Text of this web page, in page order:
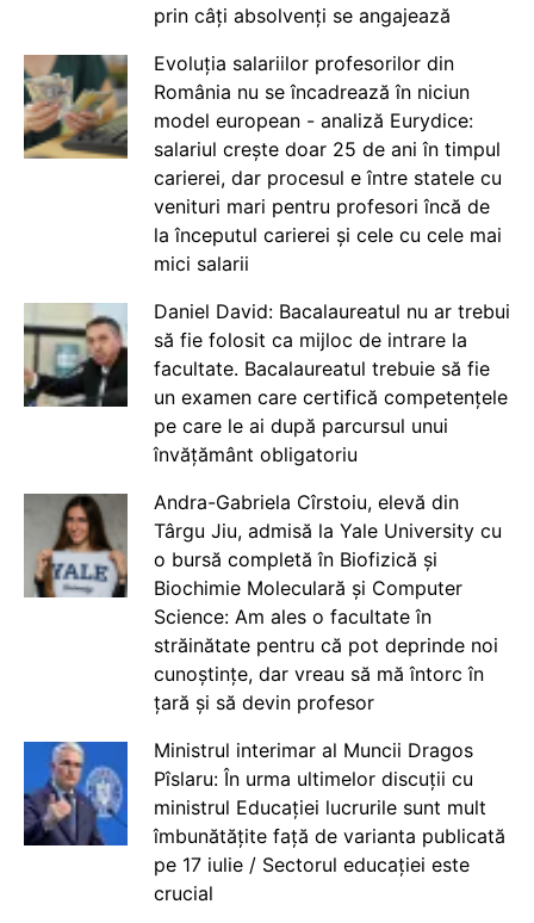
prin câți absolvenți se angajează
Evoluția salariilor profesorilor din
România nu se încadrează în niciun
model european - analiză Eurydice:
salariul crește doar 25 de ani în timpul
carierei, dar procesul e între statele cu
venituri mari pentru profesori încă de
la începutul carierei și cele cu cele mai
mici salarii
Daniel David: Bacalaureatul nu ar trebui
să fie folosit ca mijloc de intrare la
facultate. Bacalaureatul trebuie să fie
un examen care certifică competențele
pe care le ai după parcursul unui
învățământ obligatoriu
Andra-Gabriela Cîrstoiu, elevă din
Târgu Jiu, admisă la Yale University cu
o bursă completă în Biofizică și
Biochimie Moleculară și Computer
Science: Am ales o facultate în
străinătate pentru că pot deprinde noi
cunoștințe, dar vreau să mă întorc în
țară și să devin profesor
Ministrul interimar al Muncii Dragos
Pîslaru: În urma ultimelor discuții cu
ministrul Educației lucrurile sunt mult
îmbunătățite față de varianta publicată
pe 17 iulie / Sectorul educației este
crucial